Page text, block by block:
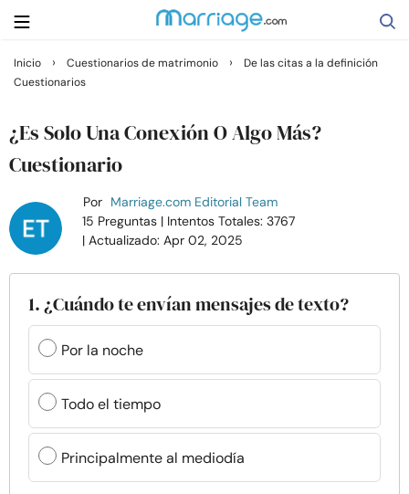
Buscar
Casarse
Relaciones
Familia
Ayuda
Cursos
Recursos
Comunidad
Inicio › Cuestionarios de matrimonio ›
De las citas a la definición
Cuestionarios
¿Es Solo Una Conexión O Algo Más?
Cuestionario
Por Marriage.com Editorial Team
15 Preguntas | Intentos Totales: 3767
| Actualizado: Apr 02, 2025
1. ¿Cuándo te envían mensajes de texto?
Por la noche
Todo el tiempo
Principalmente al mediodía